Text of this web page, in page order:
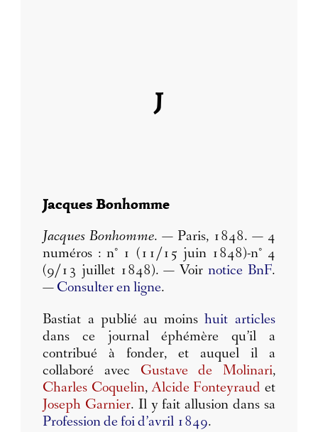
J
Jacques Bonhomme
Jacques Bonhomme. — Paris, 1848. — 4
numéros : n° 1 (11/15 juin 1848)-n° 4
(9/13 juillet 1848). — Voir notice BnF.
— Consulter en ligne.
Bastiat a publié au moinshuit articles
dans ce journal éphémère qu’il a
contribué à fonder, et auquel il a
collaboré avec Gustave de Molinari,
Charles Coquelin, Alcide Fonteyraud et
Joseph Garnier. Il y fait allusion dans sa
Profession de foi d’avril 1849.